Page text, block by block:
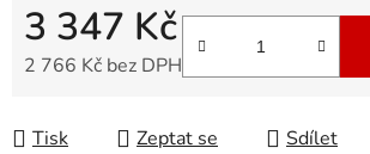
3 347 Kč
2 766 Kč bez DPH
Tisk Zeptat se Sdílet